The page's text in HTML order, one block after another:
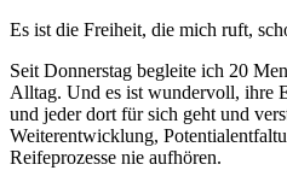
Es ist die Freiheit, die mich ruft,
Seit Donnerstag begleite ich 20
Alltag. Und es ist wundervoll, ihre
und jeder dort für sich geht und
Weiterentwicklung,
Reifeprozesse nie aufhören.